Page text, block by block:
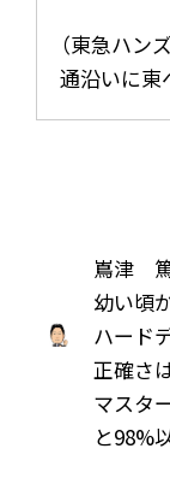
（東急ハン
通沿いに東
嶌津
幼い頃
ハード
正確さ
マスタ
と98%